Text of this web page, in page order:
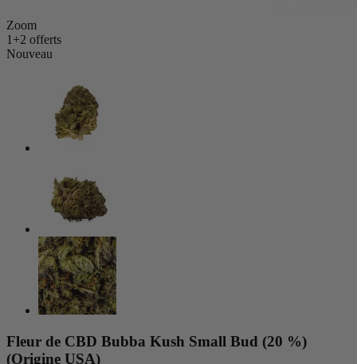
Zoom
1+2 offerts
Nouveau
Fleur de CBD Bubba Kush Small Bud (20 %)
(Origine USA)